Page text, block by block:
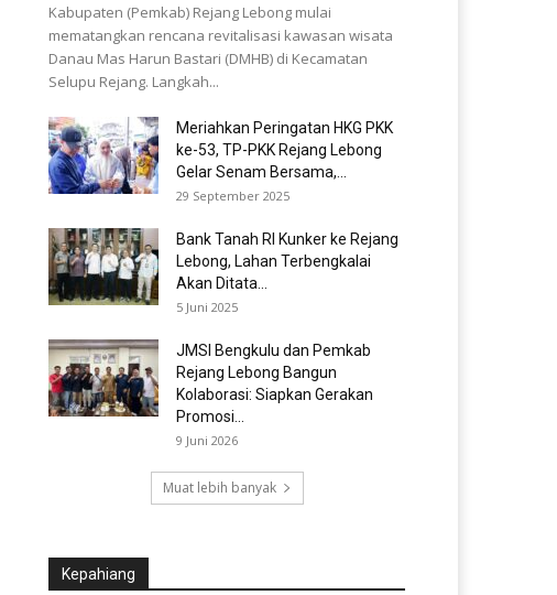
Kabupaten (Pemkab) Rejang Lebong mulai
mematangkan rencana revitalisasi kawasan wisata
Danau Mas Harun Bastari (DMHB) di Kecamatan
Selupu Rejang. Langkah...
Meriahkan Peringatan HKG PKK
ke-53, TP-PKK Rejang Lebong
Gelar Senam Bersama,...
29 September 2025
Bank Tanah RI Kunker ke Rejang
Lebong, Lahan Terbengkalai
Akan Ditata...
5 Juni 2025
JMSI Bengkulu dan Pemkab
Rejang Lebong Bangun
Kolaborasi: Siapkan Gerakan
Promosi...
9 Juni 2026
Muat lebih banyak
Kepahiang